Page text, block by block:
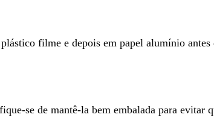
filme e depois em papel alumínio
se de mantê-la bem embalada para evitar